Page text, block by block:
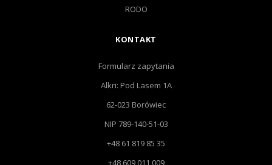
RODO
KONTAKT
Formularz zapytania
Alkri: Pod Lasem 1A
62-023 Borówiec
NIP 789-140-51-03
+48 61 819 85 35
+48 609 011 009